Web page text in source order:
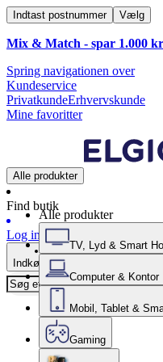
Indtast postnummer Vælg
Mix & Match - spar 1.000
Spring navigationen over
Kundeservice
PrivatkundeErhvervskunde
Mine favoritter
Alle produkter
Find butik
Log ind
Indkøbskurv
Alle produkter
TV, Lyd & Smart
Computer & Kontor
Mobil, Tablet &
Gaming